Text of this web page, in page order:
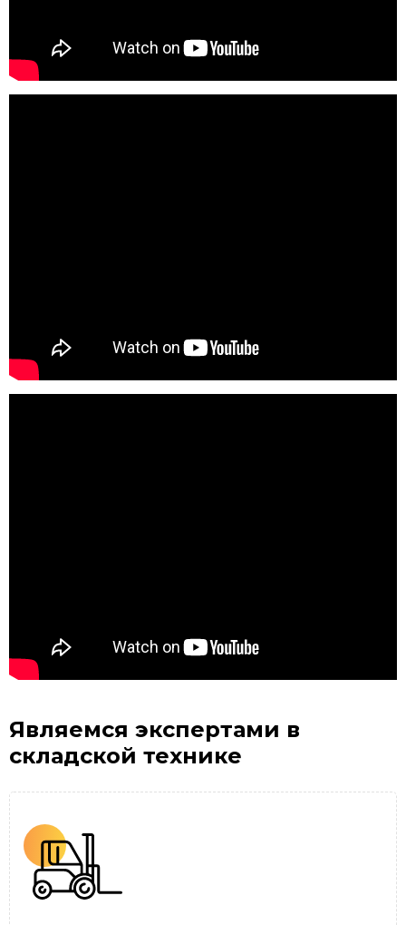
Являемся экспертами в
складской технике